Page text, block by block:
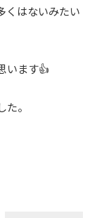
くはないみたい
います👍
。